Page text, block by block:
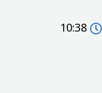
10:38